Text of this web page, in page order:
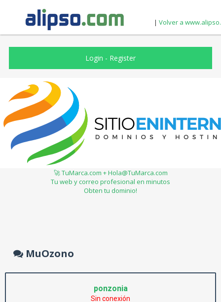
| Volver a
Login - Register
🚀 TuMarca.com + Hola@TuMarca.com
Tu web y correo profesional en minutos
Obten tu dominio!
MuOzono
ponzonia
Sin conexión